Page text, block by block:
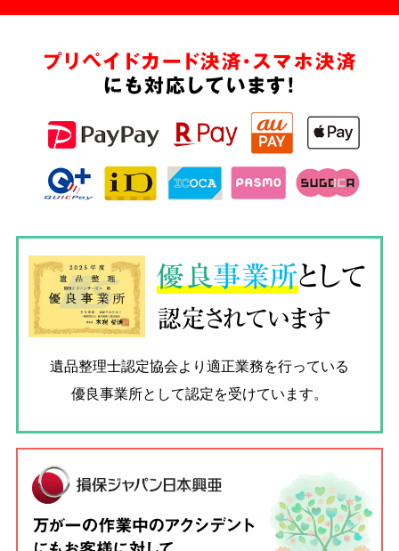
プリペイドカード決済・スマホ決済
にも対応しています!
優良事業所として
認定されています
遺品整理士認定協会より適正業務を行っている
優良事業所として認定を受けています。